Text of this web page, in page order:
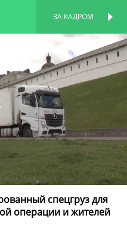
ЗА КАДРОМ
спецгруз для
операции и жителей
ПЕРСОНАЛЬНАЯ
СТРАНИЦА